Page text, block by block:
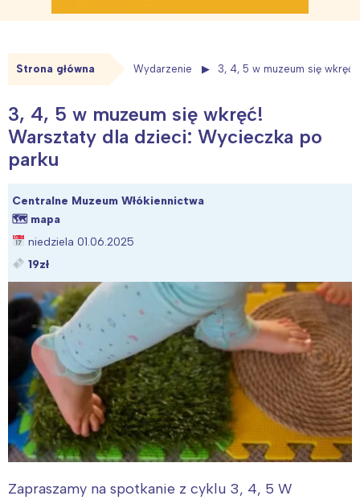
Strona główna Wydarzenie 3, 4, 5 w muzeum się
3, 4, 5 w muzeum się wkręć!
Warsztaty dla dzieci: Wycieczka po
parku
Centralne Muzeum Włókiennictwa
🗺 mapa
niedziela 01.06.2025
19zł
Zapraszamy na spotkanie z cyklu 3, 4, 5 W